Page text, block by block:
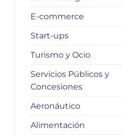
E-commerce
Start-ups
Turismo y Ocio
Servicios Públicos y
Concesiones
Aeronáutico
Alimentación